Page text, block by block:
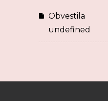
Obvestila
undefined